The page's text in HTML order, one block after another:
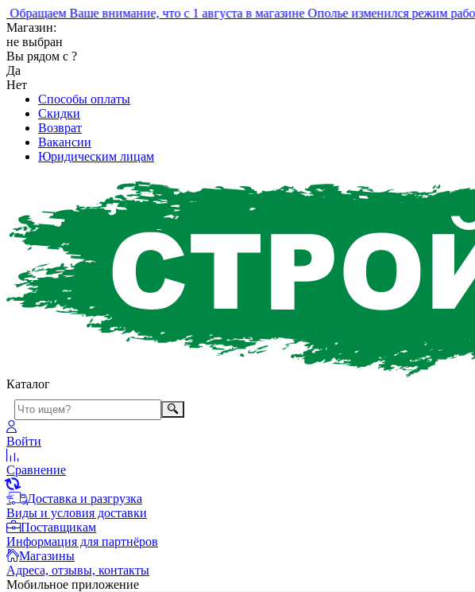
Ваше внимание, что с 1 августа в магазине Ополье изменился режим работы.
Магазин:
не выбран
Вы рядом с ?
Да
Нет
Способы оплаты
Скидки
Возврат
Вакансии
Юридическим лицам
Каталог
Войти
Сравнение
Доставка и разгрузка
Виды и условия доставки
Поставщикам
Информация для партнёров
Магазины
Адреса, отзывы, контакты
Мобильное приложение